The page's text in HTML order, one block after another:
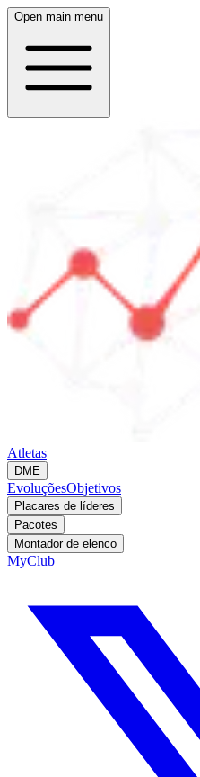
Open main menu
Atletas
DME
EvoluçõesObjetivos
Placares de líderes
Pacotes
Montador de elenco
MyClub